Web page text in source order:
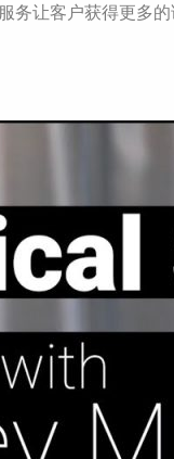
务让客户获得更多